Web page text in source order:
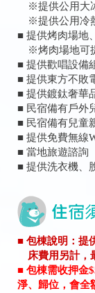
※提供公用大
※提供公用冷
■ 提供烤肉場地
※烤肉場地可
■ 提供歡唱設備
■ 提供東方不敗
■ 提供鍍鈦奢華
■ 民宿備有戶外
■ 民宿備有兒童
■ 提供免費無線
■ 當地旅遊諮詢
■ 提供洗衣機、
■ 包棟說明：提
床費用另計，
■ 包棟需收押金
淨、歸位，會全